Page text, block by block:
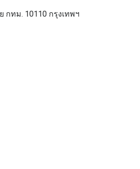
ทม. 10110 กรุงเทพฯ